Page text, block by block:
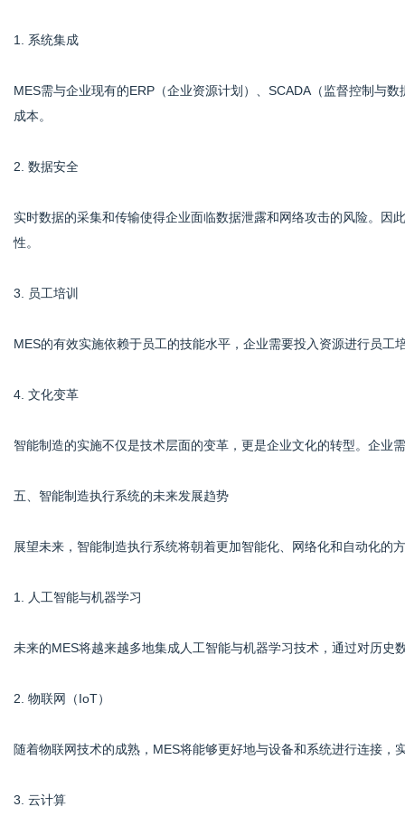
1. 系统集成
MES需与企业现有的ERP（企业资源计划）、SCADA（监督控制与
成本。
2. 数据安全
实时数据的采集和传输使得企业面临数据泄露和网络攻击的风险。因
性。
3. 员工培训
MES的有效实施依赖于员工的技能水平，企业需要投入资源进行员工
4. 文化变革
智能制造的实施不仅是技术层面的变革，更是企业文化的转型。企业
五、智能制造执行系统的未来发展趋势
展望未来，智能制造执行系统将朝着更加智能化、网络化和自动化的
1. 人工智能与机器学习
未来的MES将越来越多地集成人工智能与机器学习技术，通过对历史
2. 物联网（IoT）
随着物联网技术的成熟，MES将能够更好地与设备和系统进行连接，
3. 云计算